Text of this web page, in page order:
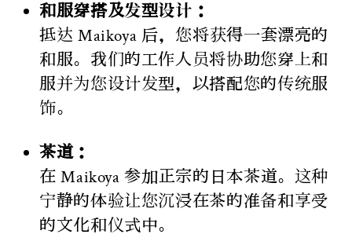
和服穿搭及发型设计：
抵达 Maikoya 后，您将获得一套漂亮的
和服。我们的工作人员将协助您穿上和
服并为您设计发型，以搭配您的传统服
饰。
茶道：
在 Maikoya 参加正宗的日本茶道。这种
宁静的体验让您沉浸在茶的准备和享受
的文化和仪式中。